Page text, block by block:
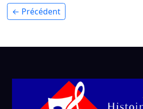
← Précédent